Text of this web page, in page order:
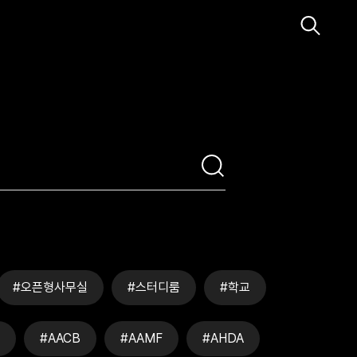
#오픈형사무실 #스터디룸 #학교
#AACB #AAMF #AHDA